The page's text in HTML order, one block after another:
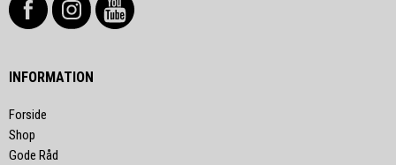
INFORMATION
Forside
Shop
Gode Råd